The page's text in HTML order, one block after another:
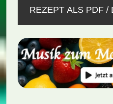
REZEPT ALS PDF /